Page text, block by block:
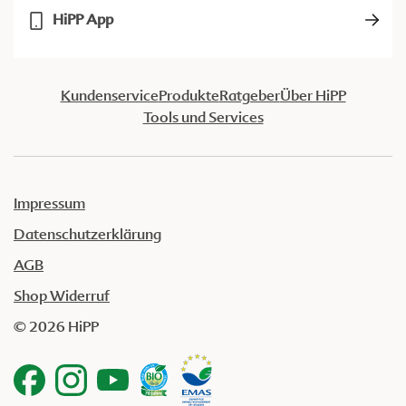
HiPP App
KundenserviceProdukteRatgeberÜber HiPP
Tools und Services
Impressum
Datenschutzerklärung
AGB
Shop Widerruf
© 2026 HiPP